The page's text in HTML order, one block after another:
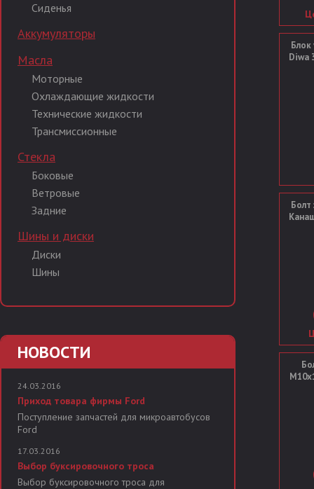
Сиденья
Аккумуляторы
Масла
Моторные
Охлаждающие жидкости
Технические жидкости
Трансмиссионные
Стекла
Боковые
Ветровые
Задние
Шины и диски
Диски
Шины
НОВОСТИ
24.03.2016
Приход товара фирмы Ford
Поступление запчастей для микроавтобусов
Ford
17.03.2016
Выбор буксировочного троса
Выбор буксировочного троса для
Diwa
Болт